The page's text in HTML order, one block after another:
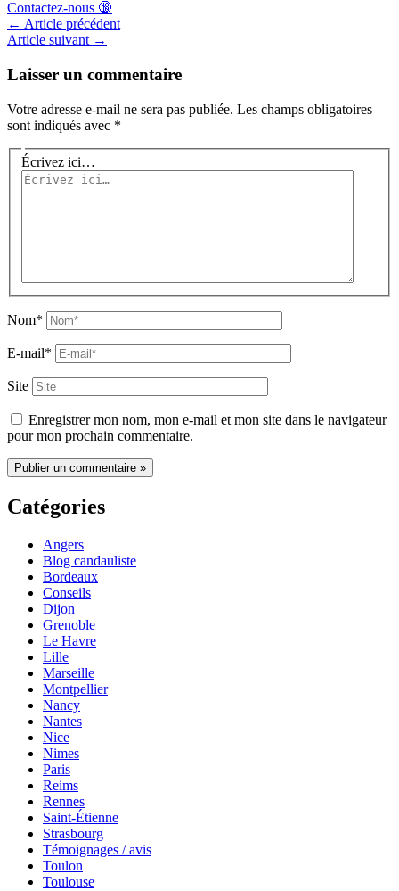
Contactez-nous 🔞
← Article précédent
Article suivant →
Laisser un commentaire
Votre adresse e-mail ne sera pas publiée. Les champs obligatoires
sont indiqués avec *
Écrivez ici…
Nom*
E-mail*
Site
Enregistrer mon nom, mon e-mail et mon site dans le navigateur
pour mon prochain commentaire.
Catégories
Angers
Blog candauliste
Bordeaux
Conseils
Dijon
Grenoble
Le Havre
Lille
Marseille
Montpellier
Nancy
Nantes
Nice
Nimes
Paris
Reims
Rennes
Saint-Étienne
Strasbourg
Témoignages / avis
Toulon
Toulouse